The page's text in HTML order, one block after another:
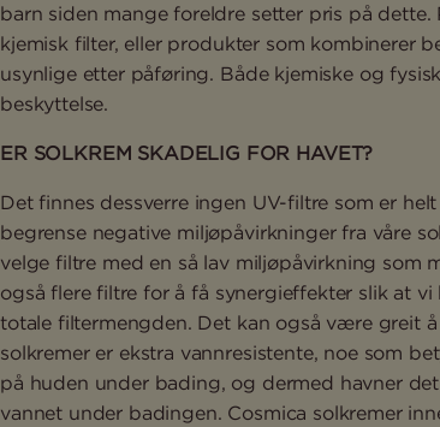
barn siden mange foreldre setter pris på dette.
kjemisk filter, eller produkter som kombinerer
usynlige etter påføring. Både kjemiske og
beskyttelse.
ER SOLKREM SKADELIG FOR HAVET?
Det finnes dessverre ingen UV-filtre som er
begrense negative miljøpåvirkninger fra våre
velge filtre med en så lav miljøpåvirkning som
også flere filtre for å få synergieffekter slik at vi
totale filtermengden. Det kan også være greit
solkremer er ekstra vannresistente, noe som
på huden under bading, og dermed havner
vannet under badingen. Cosmica solkremer